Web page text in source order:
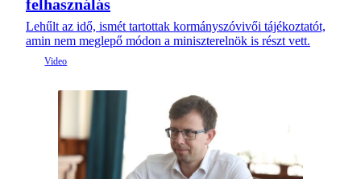
felhasználás
Lehűlt az idő, ismét tartottak kormányszóvivői tájékoztatót,
amin nem meglepő módon a miniszterelnök is részt vett.